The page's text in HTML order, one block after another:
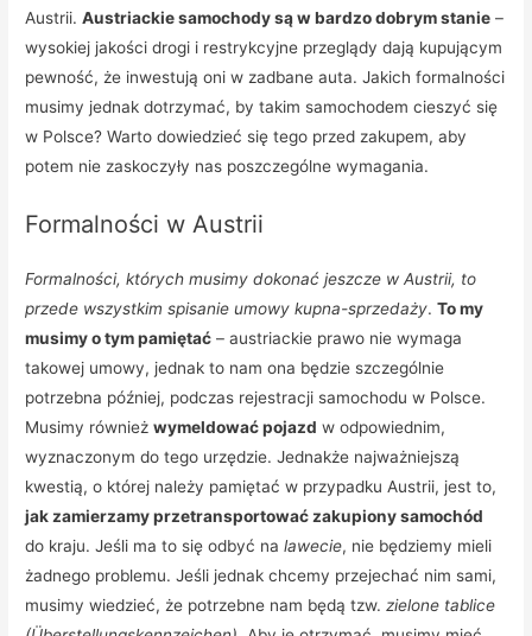
Austrii.Austriackie samochody są w bardzo dobrym stanie –
wysokiej jakości drogi i restrykcyjne przeglądy dają kupującym
pewność, że inwestują oni w zadbane auta. Jakich formalności
musimy jednak dotrzymać, by takim samochodem cieszyć się
w Polsce? Warto dowiedzieć się tego przed zakupem, aby
potem nie zaskoczyły nas poszczególne wymagania.
Formalności w Austrii
Formalności, których musimy dokonać jeszcze w Austrii, to
przede wszystkim spisanie umowy kupna-sprzedaży.To my
musimy o tym pamiętać – austriackie prawo nie wymaga
takowej umowy, jednak to nam ona będzie szczególnie
potrzebna później, podczas rejestracji samochodu w Polsce.
Musimy równieżwymeldować pojazd w odpowiednim,
wyznaczonym do tego urzędzie. Jednakże najważniejszą
kwestią, o której należy pamiętać w przypadku Austrii, jest to,
jak zamierzamy przetransportować zakupiony samochód
do kraju. Jeśli ma to się odbyć nalawecie, nie będziemy mieli
żadnego problemu. Jeśli jednak chcemy przejechać nim sami,
musimy wiedzieć, że potrzebne nam będą tzw.zielone tablice